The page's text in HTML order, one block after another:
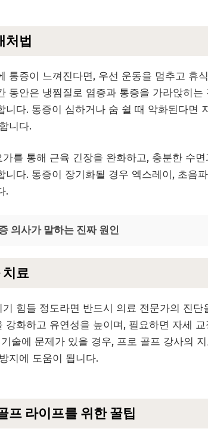
처법
통증이 느껴진다면, 우선 운동을 멈추고 휴
동안은 냉찜질로 염증과 통증을 가라앉히는
니다. 통증이 심하거나 숨 쉴 때 악화된다면
니다.
를 통해 근육 긴장을 완화하고, 충분한 수
니다. 통증이 장기화될 경우 엑스레이, 초음
.
의사가 말하는 진짜 원인
치료
힘들 정도라면 반드시 의료 전문가의 진단
강화하고 유연성을 높이며, 필요하면 자세
술에 문제가 있을 경우, 프로 골프 강사의
지에 도움이 됩니다.
프 라이프를 위한 꿀팁